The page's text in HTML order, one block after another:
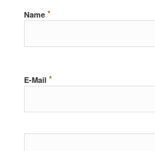
Name *
E-Mail *